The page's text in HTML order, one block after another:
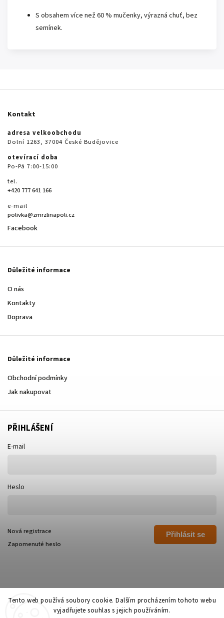
Tento web používá soubory cookie. Dalším procházením tohoto webu
vyjadřujete souhlas s jejich používáním.
S obsahem více než 60 % mučenky, výrazná chuť, bez
semínek.
Kontakt
adresa velkoobchodu
Dolní 1263, 37004 České Budějovice
otevírací doba
Po-Pá 7:00-15:00
tel.
+420 777 641 166
e-mail
polivka@zmrzlinapoli.cz
Facebook
Důležité informace
O nás
Kontakty
Doprava
Důležité informace
Obchodní podmínky
Jak nakupovat
PŘIHLÁŠENÍ
E-mail
Heslo
Přihlásit se
Nová registrace
Zapomenuté heslo